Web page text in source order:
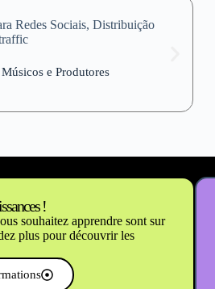
e Produtores
!
souhaitez apprendre sont sur
plus pour découvrir les